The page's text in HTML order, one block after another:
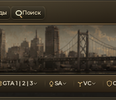
Поиск
GTA 1 | 2 | 3 SA VC